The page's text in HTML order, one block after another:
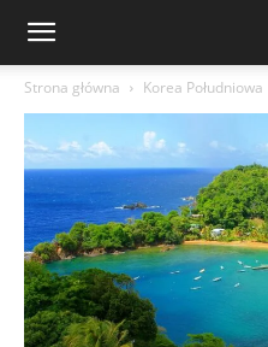
Strona główna Korea Południowa